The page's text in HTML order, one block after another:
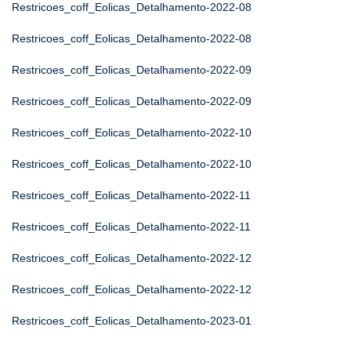
Restricoes_coff_Eolicas_Detalhamento-2022-08
Restricoes_coff_Eolicas_Detalhamento-2022-08
Restricoes_coff_Eolicas_Detalhamento-2022-09
Restricoes_coff_Eolicas_Detalhamento-2022-09
Restricoes_coff_Eolicas_Detalhamento-2022-10
Restricoes_coff_Eolicas_Detalhamento-2022-10
Restricoes_coff_Eolicas_Detalhamento-2022-11
Restricoes_coff_Eolicas_Detalhamento-2022-11
Restricoes_coff_Eolicas_Detalhamento-2022-12
Restricoes_coff_Eolicas_Detalhamento-2022-12
Restricoes_coff_Eolicas_Detalhamento-2023-01